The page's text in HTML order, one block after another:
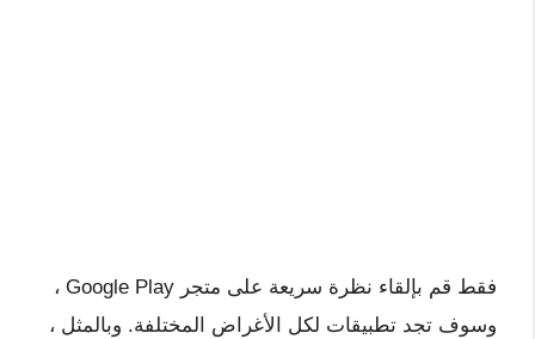
فقط قم بإلقاء نظرة سريعة على متجر Google Play ،
وسوف تجد تطبيقات لكل الأغراض المختلفة. وبالمثل ،